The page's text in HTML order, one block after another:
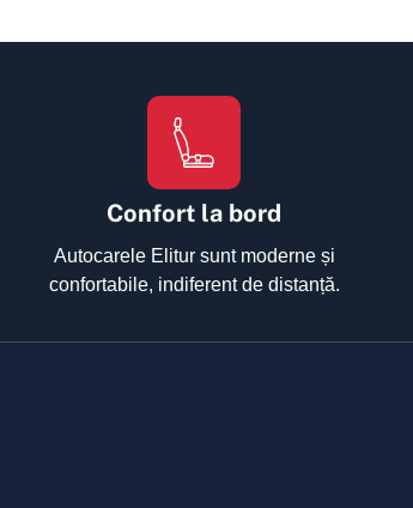
Confort la bord
Autocarele Elitur sunt moderne și
confortabile, indiferent de distanță.